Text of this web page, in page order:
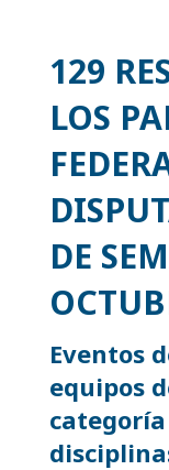
129
LOS
DE
Eventos
equipos